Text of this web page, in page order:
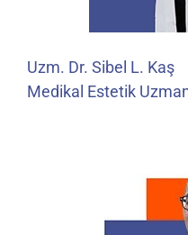
Uzm. Dr. Sibel L. Kaş
Medikal Estetik